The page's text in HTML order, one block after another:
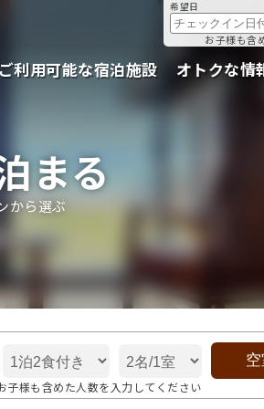
希望日
お子様も含
ご利用可能な宿泊施設 オトクな情
まる
から選ぶ
子様も含めた人数を入力してください